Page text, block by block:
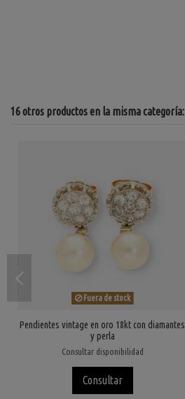
16 otros productos en la misma categoría:
Fuera de stock
Pendientes vintage en oro 18kt con diamantes
y perla
Consultar disponibilidad
Consultar